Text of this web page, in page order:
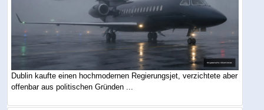
Dublin kaufte einen hochmodernen Regierungsjet, verzichtete aber
offenbar aus politischen Gründen ...